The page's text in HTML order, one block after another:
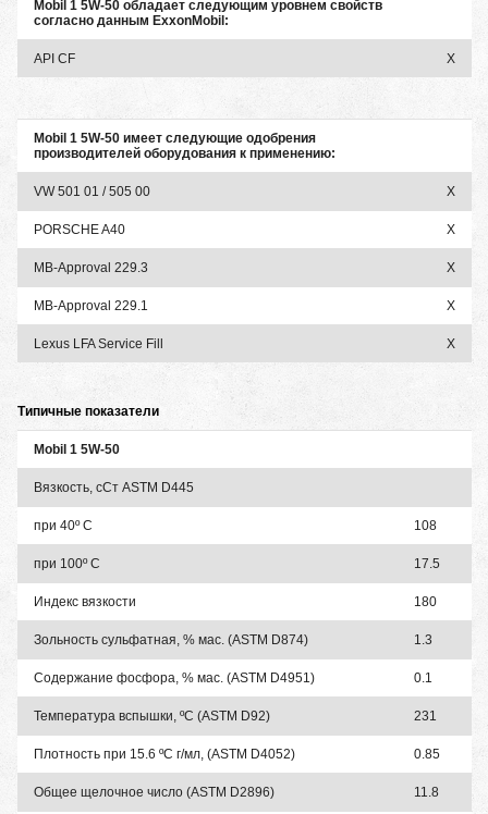
Mobil 1 5W-50 обладает следующим уровнем свойств
согласно данным ExxonMobil:
API CF X
Mobil 1 5W-50 имеет следующие одобрения
производителей оборудования к применению:
VW 501 01 / 505 00 X
PORSCHE A40 X
MB-Approval 229.3 X
MB-Approval 229.1 X
Lexus LFA Service Fill X
Типичные показатели
Mobil 1 5W-50
Вязкость, сСт ASTM D445
при 40º C 108
при 100º C 17.5
Индекс вязкости 180
Зольность сульфатная, % мас. (ASTM D874) 1.3
Содержание фосфора, % мас. (ASTM D4951) 0.1
Температура вспышки, ºC (ASTM D92) 231
Плотность при 15.6 ºC г/мл, (ASTM D4052) 0.85
Общее щелочное число (ASTM D2896) 11.8